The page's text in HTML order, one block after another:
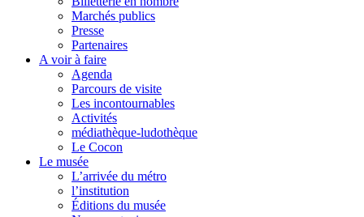
Marchés publics
Presse
Partenaires
A voir à faire
Agenda
Parcours de visite
Les incontournables
Activités
médiathèque-ludothèque
Le Cocon
Le musée
L’arrivée du métro
l’institution
Éditions du musée